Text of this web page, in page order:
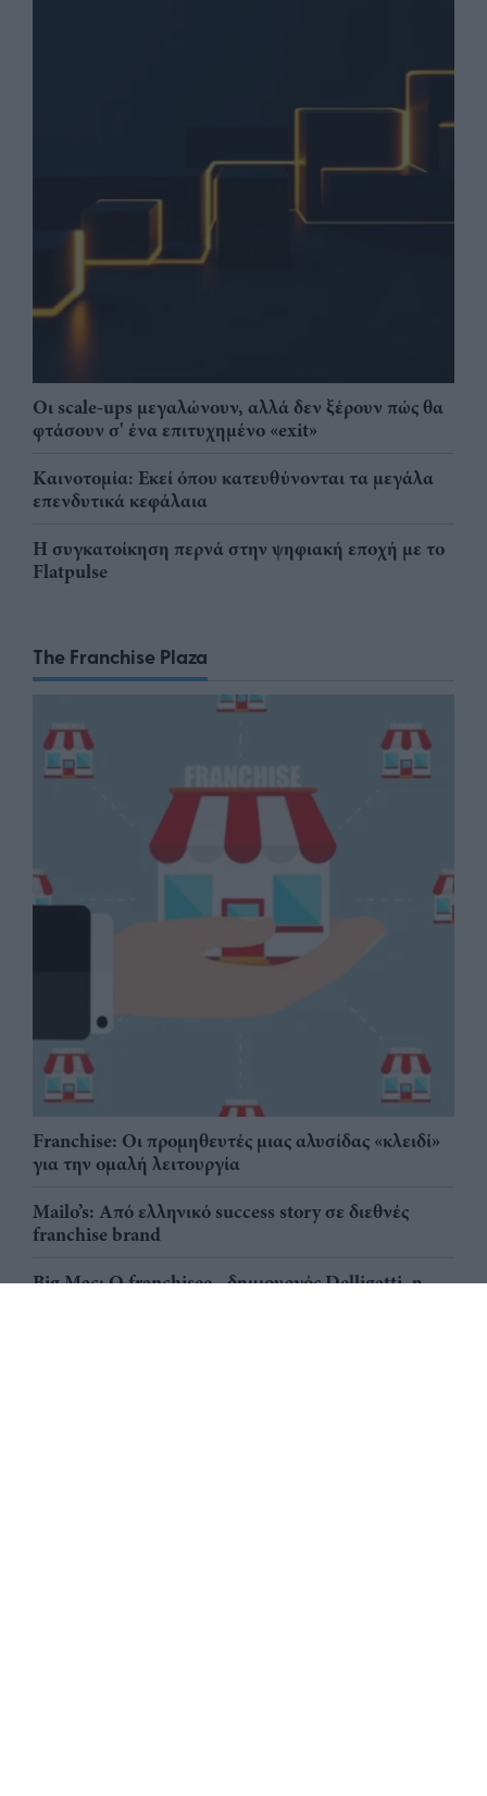
Οι scale-ups μεγαλώνουν, αλλά δεν ξέρουν πώς θα
φτάσουν σ' ένα επιτυχημένο «exit»
Καινοτομία: Εκεί όπου κατευθύνονται τα μεγάλα
επενδυτικά κεφάλαια
Η συγκατοίκηση περνά στην ψηφιακή εποχή με το
Flatpulse
The Franchise Plaza
Franchise: Οι προμηθευτές μιας αλυσίδας «κλειδί»
για την ομαλή λειτουργία
Mailo’s: Από ελληνικό success story σε διεθνές
franchise brand
Big Mac: Ο franchisee - δημιουργός Delligatti, η